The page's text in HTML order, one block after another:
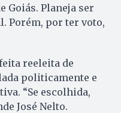
Goiás. Planeja ser
Porém, por ter voto,
reeleita de
politicamente e
“Se escolhida,
José Nelto.